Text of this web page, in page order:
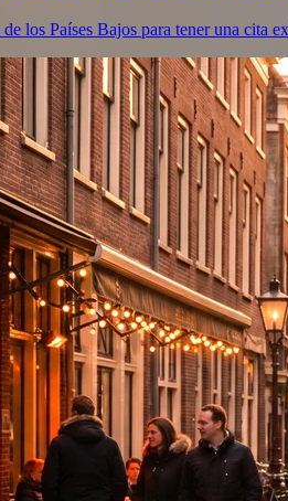
los Países Bajos para tener una cita